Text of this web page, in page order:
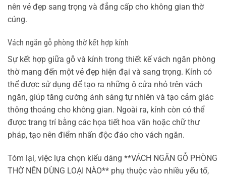
nên vẻ đẹp sang trọng và đẳng cấp cho không gian thờ
cúng.
Vách ngăn gỗ phòng thờ kết hợp kính
Sự kết hợp giữa gỗ và kính trong thiết kế vách ngăn phòng
thờ mang đến một vẻ đẹp hiện đại và sang trọng. Kính có
thể được sử dụng để tạo ra những ô cửa nhỏ trên vách
ngăn, giúp tăng cường ánh sáng tự nhiên và tạo cảm giác
thông thoáng cho không gian. Ngoài ra, kính còn có thể
được trang trí bằng các họa tiết hoa văn hoặc chữ thư
pháp, tạo nên điểm nhấn độc đáo cho vách ngăn.
Tóm lại, việc lựa chọn kiểu dáng **VÁCH NGĂN GỖ PHÒNG
THỜ NÊN DÙNG LOẠI NÀO** phụ thuộc vào nhiều yếu tố,